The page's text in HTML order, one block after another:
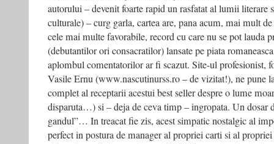
autorului – devenit foarte rapid un rasfatat al lumii literare
culturale) – curg garla, cartea are, pana acum, mai mult
cele mai multe favorabile, record cu care nu se pot lauda
(debutantilor ori consacratilor) lansate pe piata
aplombul comentatorilor ar fi scazut. Site-ul profesionist,
Vasile Ernu (www.nascutinurss.ro – de vizitat!), ne pune
complet al receptarii acestui best seller despre o lume
disparuta…) si – deja de ceva timp – ingropata. Un dosar
gandul”… In treacat fie zis, acest simpatic nostalgic al
perfect in postura de manager al propriei carti si al